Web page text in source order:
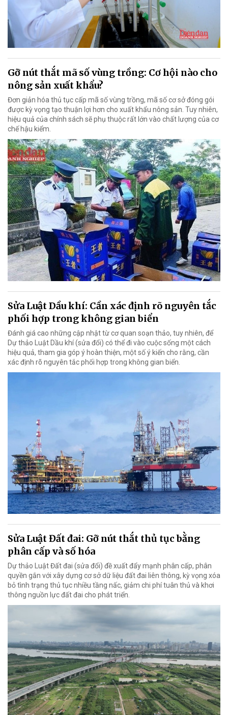
Gỡ nút thắt mã số vùng trồng: Cơ hội nào cho
nông sản xuất khẩu?
Đơn giản hóa thủ tục cấp mã số vùng trồng, mã số cơ sở đóng gói
được kỳ vọng tạo thuận lợi hơn cho xuất khẩu nông sản. Tuy nhiên,
hiệu quả của chính sách sẽ phụ thuộc rất lớn vào chất lượng của cơ
chế hậu kiểm.
Sửa Luật Dầu khí: Cần xác định rõ nguyên tắc
phối hợp trong không gian biển
Đánh giá cao những cập nhật từ cơ quan soạn thảo, tuy nhiên, để
Dự thảo Luật Dầu khí (sửa đổi) có thể đi vào cuộc sống một cách
hiệu quả, tham gia góp ý hoàn thiện, một số ý kiến cho rằng, cần
xác định rõ nguyên tắc phối hợp trong không gian biển.
Sửa Luật Đất đai: Gỡ nút thắt thủ tục bằng
phân cấp và số hóa
Dự thảo Luật Đất đai (sửa đổi) đề xuất đẩy mạnh phân cấp, phân
quyền gắn với xây dựng cơ sở dữ liệu đất đai liên thông, kỳ vọng xóa
bỏ tình trạng thủ tục nhiều tầng nấc, giảm chi phí tuân thủ và khơi
thông nguồn lực đất đai cho phát triển.